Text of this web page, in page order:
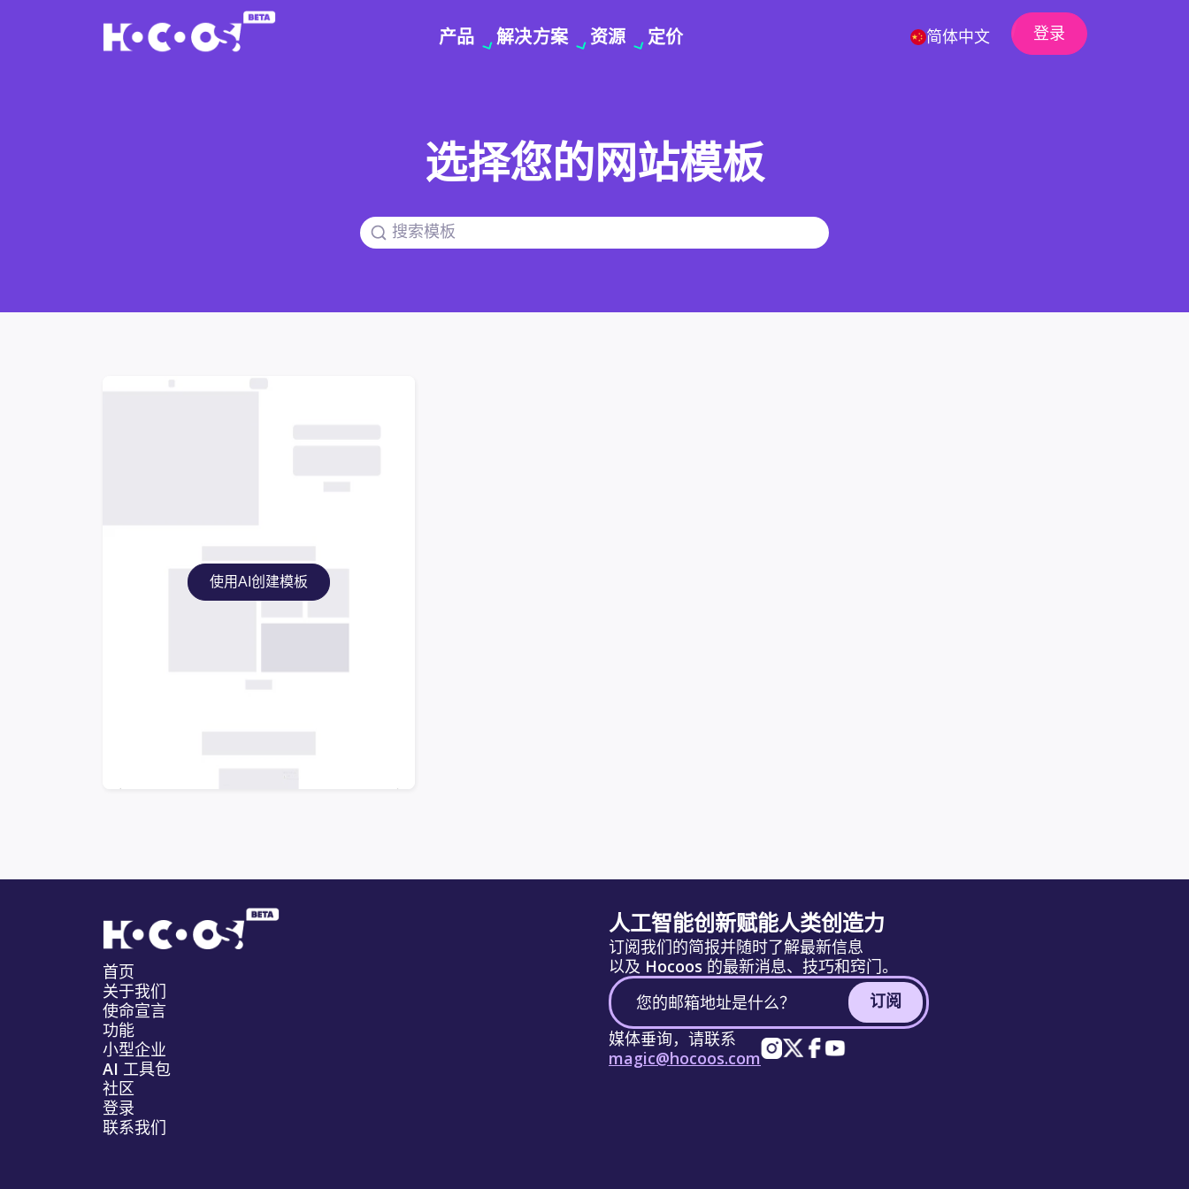
产品 解决方案 资源 定价 简体中文 登录
选择您的网站模板
使用AI创建模板
首页
关于我们
使命宣言
功能
小型企业
AI 工具包
社区
登录
联系我们
人工智能创新赋能人类创造力
订阅我们的简报并随时了解最新信息
以及 Hocoos 的最新消息、技巧和窍门。
订阅
媒体垂询，请联系
magic@hocoos.com